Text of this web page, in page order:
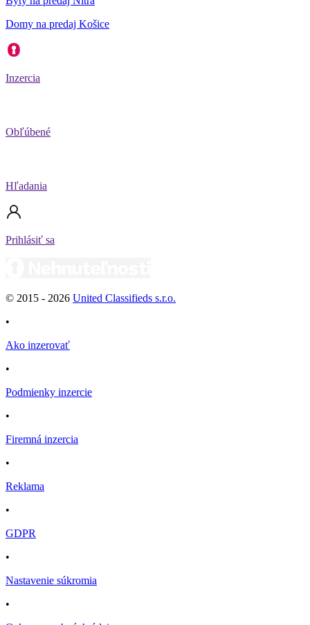
Domy na predaj Košice
Inzercia
Obľúbené
Hľadania
Prihlásiť sa
© 2015 - 2026 United Classifieds s.r.o.
•
Ako inzerovať
•
Podmienky inzercie
•
Firemná inzercia
•
Reklama
•
GDPR
•
Nastavenie súkromia
•